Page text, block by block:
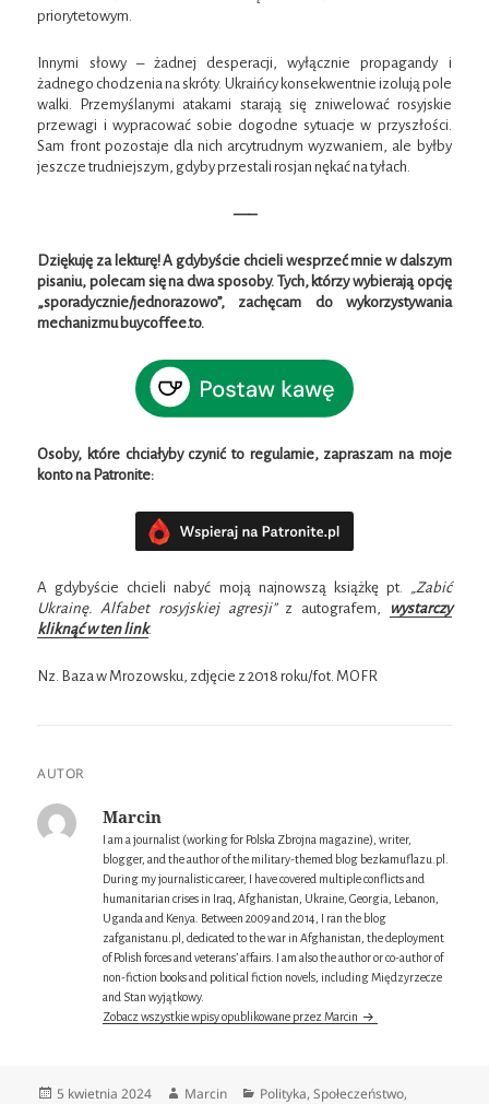
priorytetowym.
Innymi słowy – żadnej desperacji, wyłącznie propagandy i
żadnego chodzenia na skróty. Ukraińcy konsekwentnie izolują pole
walki. Przemyślanymi atakami starają się zniwelować rosyjskie
przewagi i wypracować sobie dogodne sytuacje w przyszłości.
Sam front pozostaje dla nich arcytrudnym wyzwaniem, ale byłby
jeszcze trudniejszym, gdyby przestali rosjan nękać na tyłach.
—–
Dziękuję za lekturę! A gdybyście chcieli wesprzeć mnie w dalszym
pisaniu, polecam się na dwa sposoby. Tych, którzy wybierają opcję
„sporadycznie/jednorazowo”, zachęcam do wykorzystywania
mechanizmu buycoffee.to.
Osoby, które chciałyby czynić to regularnie, zapraszam na moje
konto na Patronite:
A gdybyście chcieli nabyć moją najnowszą książkę pt. „Zabić
Ukrainę. Alfabet rosyjskiej agresji”z autografem,
wystarczy
kliknąć w ten link.
Nz. Baza w Mrozowsku, zdjęcie z 2018 roku/fot. MOFR
AUTOR
Marcin
I am a journalist (working for Polska Zbrojna magazine), writer,
blogger, and the author of the military-themed blog bezkamuflazu.pl.
During my journalistic career, I have covered multiple conflicts and
humanitarian crises in Iraq, Afghanistan, Ukraine, Georgia, Lebanon,
Uganda and Kenya. Between 2009 and 2014, I ran the blog
zafganistanu.pl, dedicated to the war in Afghanistan, the deployment
of Polish forces and veterans’ affairs. I am also the author or co-author of
non-fiction books and political fiction novels, including Międzyrzecze
and Stan wyjątkowy.
Zobacz wszystkie wpisy opublikowane przez Marcin
Data
5 kwietnia 2024 Autor
Marcin Kategorie
Polityka,Społeczeństwo,